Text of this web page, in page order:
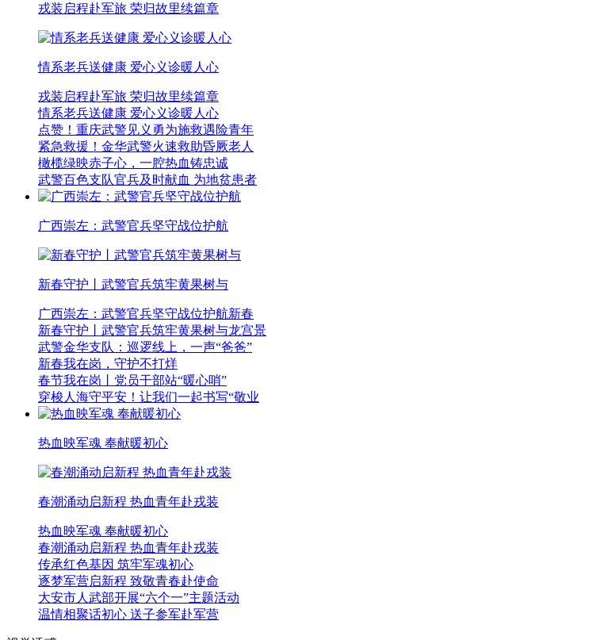
戎装启程赴军旅 荣归故里续篇章
情系老兵送健康 爱心义诊暖人心
戎装启程赴军旅 荣归故里续篇章
情系老兵送健康 爱心义诊暖人心
点赞！重庆武警见义勇为施救遇险青年
紧急救援！金华武警火速救助昏厥老人
橄榄绿映赤子心，一腔热血铸忠诚
武警百色支队官兵及时献血 为地贫患者
广西崇左：武警官兵坚守战位护航
新春守护丨武警官兵筑牢黄果树与
广西崇左：武警官兵坚守战位护航新春
新春守护丨武警官兵筑牢黄果树与龙宫景
武警金华支队：巡逻线上，一声“爸爸”
新春我在岗，守护不打烊
春节我在岗丨党员干部站“暖心哨”
穿梭人海守平安！让我们一起书写“敬业
热血映军魂 奉献暖初心
春潮涌动启新程 热血青年赴戎装
热血映军魂 奉献暖初心
春潮涌动启新程 热血青年赴戎装
传承红色基因 筑牢军魂初心
逐梦军营启新程 致敬青春赴使命
大安市人武部开展“六个一”主题活动
温情相聚话初心 送子参军赴军营